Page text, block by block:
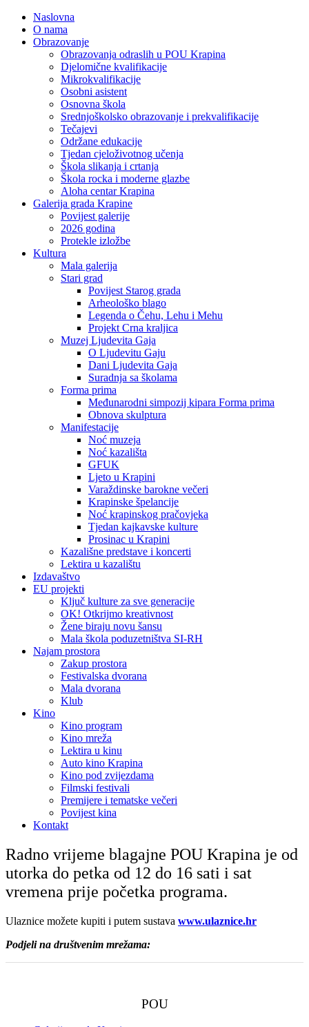
Naslovna
O nama
Obrazovanje
Obrazovanja odraslih u POU Krapina
Djelomične kvalifikacije
Mikrokvalifikacije
Osobni asistent
Osnovna škola
Srednjoškolsko obrazovanje i prekvalifikacije
Tečajevi
Održane edukacije
Tjedan cjeloživotnog učenja
Škola slikanja i crtanja
Škola rocka i moderne glazbe
Aloha centar Krapina
Galerija grada Krapine
Povijest galerije
2026 godina
Protekle izložbe
Kultura
Mala galerija
Stari grad
Povijest Starog grada
Arheološko blago
Legenda o Čehu, Lehu i Mehu
Projekt Crna kraljica
Muzej Ljudevita Gaja
O Ljudevitu Gaju
Dani Ljudevita Gaja
Suradnja sa školama
Forma prima
Međunarodni simpozij kipara Forma prima
Obnova skulptura
Manifestacije
Noć muzeja
Noć kazališta
GFUK
Ljeto u Krapini
Varaždinske barokne večeri
Krapinske špelancije
Noć krapinskog pračovjeka
Tjedan kajkavske kulture
Prosinac u Krapini
Kazališne predstave i koncerti
Lektira u kazalištu
Izdavaštvo
EU projekti
Ključ kulture za sve generacije
OK! Otkrijmo kreativnost
Žene biraju novu šansu
Mala škola poduzetništva SI-RH
Najam prostora
Zakup prostora
Festivalska dvorana
Mala dvorana
Klub
Kino
Kino program
Kino mreža
Lektira u kinu
Auto kino Krapina
Kino pod zvijezdama
Filmski festivali
Premijere i tematske večeri
Povijest kina
Kontakt
Radno vrijeme blagajne POU Krapina je od
utorka do petka od 12 do 16 sati i sat
vremena prije početka programa.
Ulaznice možete kupiti i putem sustava www.ulaznice.hr
Podjeli na društvenim mrežama:
POU